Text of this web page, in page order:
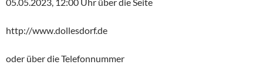
05.05.2023, 12:00 Uhr über die Seite
http://www.dollesdorf.de
oder über die Telefonnummer